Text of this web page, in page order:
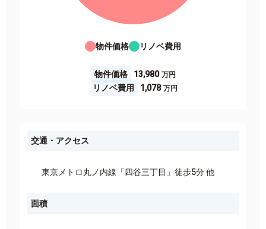
物件価格 リノベ費用
物件価格
13,980
リノベ費用
1,078
交通・アクセス
東京メトロ丸ノ内線「四谷三丁目」徒歩5分 他
面積